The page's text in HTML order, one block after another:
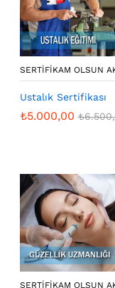
SERTIFIKAM OLSUN
Ustalık Sertifikası
₺5.000,00 ₺
SERTIFIKAM OLSUN